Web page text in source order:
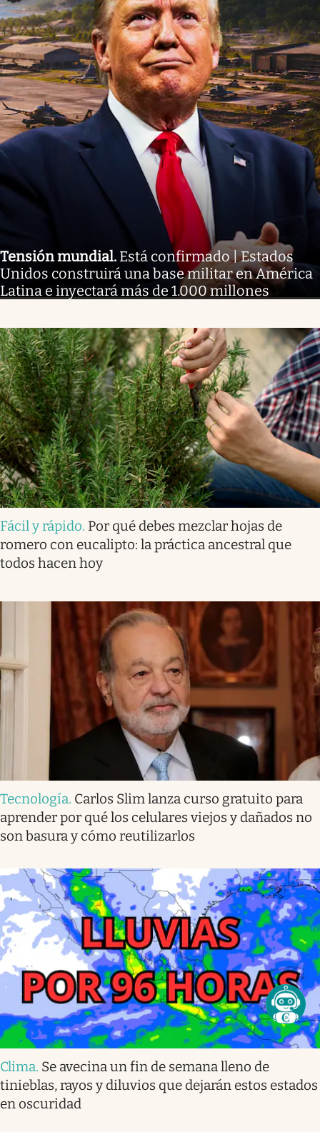
Tensión mundial. Está confirmado | Estados
Unidos construirá una base militar en América
Latina e inyectará más de 1.000 millones
Fácil y rápido. Por qué debes mezclar hojas de
romero con eucalipto: la práctica ancestral que
todos hacen hoy
Tecnología. Carlos Slim lanza curso gratuito para
aprender por qué los celulares viejos y dañados no
son basura y cómo reutilizarlos
Clima. Se avecina un fin de semana lleno de
tinieblas, rayos y diluvios que dejarán estos estados
en oscuridad